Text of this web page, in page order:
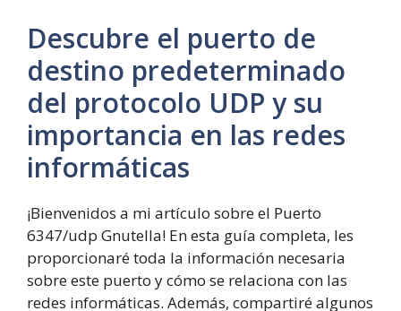
Descubre el puerto de
destino predeterminado
del protocolo UDP y su
importancia en las redes
informáticas
¡Bienvenidos a mi artículo sobre el Puerto
6347/udp Gnutella! En esta guía completa, les
proporcionaré toda la información necesaria
sobre este puerto y cómo se relaciona con las
redes informáticas. Además, compartiré algunos